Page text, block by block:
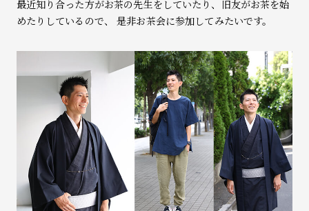
最近知り合った方がお茶の先生をしていたり、旧友がお茶を始
めたりしているので、 是非お茶会に参加してみたいです。